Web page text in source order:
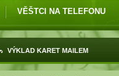
VĚŠTCI NA TELEFONU
VÝKLAD KARET MAILEM